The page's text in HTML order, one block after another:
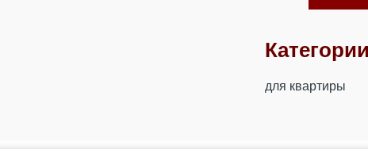
для квартиры